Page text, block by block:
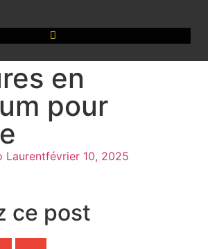
en
pour
Laurentfévrier 10, 2025
ce post